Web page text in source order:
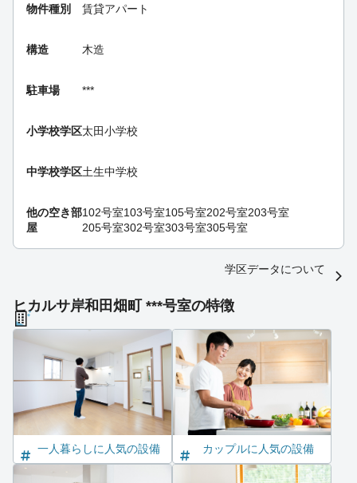
物件種別 賃貸アパート
構造 木造
駐車場 ***
小学校学区太田小学校
中学校学区土生中学校
他の空き部
屋
102号室103号室105号室202号室203号室
205号室302号室303号室305号室
学区データについて
ヒカルサ岸和田畑町 ***号室の特徴
一人暮らしに人気の設備 カップルに人気の設備